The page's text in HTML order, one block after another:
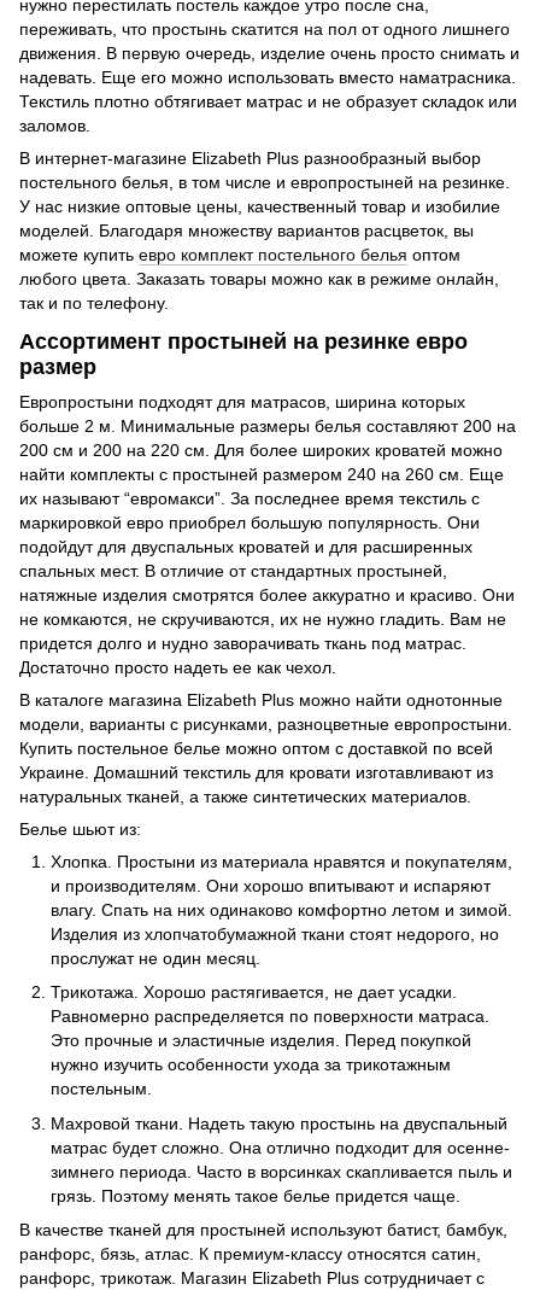
нужно перестилать постель каждое утро после сна,
переживать, что простынь скатится на пол от одного лишнего
движения. В первую очередь, изделие очень просто снимать и
надевать. Еще его можно использовать вместо наматрасника.
Текстиль плотно обтягивает матрас и не образует складок или
заломов.
В интернет-магазине Elizabeth Plus разнообразный выбор
постельного белья, в том числе и европростыней на резинке.
У нас низкие оптовые цены, качественный товар и изобилие
моделей. Благодаря множеству вариантов расцветок, вы
можете купить евро комплект постельного белья оптом
любого цвета. Заказать товары можно как в режиме онлайн,
так и по телефону.
Ассортимент простыней на резинке евро
размер
Европростыни подходят для матрасов, ширина которых
больше 2 м. Минимальные размеры белья составляют 200 на
200 см и 200 на 220 см. Для более широких кроватей можно
найти комплекты с простыней размером 240 на 260 см. Еще
их называют “евромакси”. За последнее время текстиль с
маркировкой евро приобрел большую популярность. Они
подойдут для двуспальных кроватей и для расширенных
спальных мест. В отличие от стандартных простыней,
натяжные изделия смотрятся более аккуратно и красиво. Они
не комкаются, не скручиваются, их не нужно гладить. Вам не
придется долго и нудно заворачивать ткань под матрас.
Достаточно просто надеть ее как чехол.
В каталоге магазина Elizabeth Plus можно найти однотонные
модели, варианты с рисунками, разноцветные европростыни.
Купить постельное белье можно оптом с доставкой по всей
Украине. Домашний текстиль для кровати изготавливают из
натуральных тканей, а также синтетических материалов.
Белье шьют из:
Хлопка. Простыни из материала нравятся и покупателям,
и производителям. Они хорошо впитывают и испаряют
влагу. Спать на них одинаково комфортно летом и зимой.
Изделия из хлопчатобумажной ткани стоят недорого, но
прослужат не один месяц.
Трикотажа. Хорошо растягивается, не дает усадки.
Равномерно распределяется по поверхности матраса.
Это прочные и эластичные изделия. Перед покупкой
нужно изучить особенности ухода за трикотажным
постельным.
Махровой ткани. Надеть такую простынь на двуспальный
матрас будет сложно. Она отлично подходит для осенне-
зимнего периода. Часто в ворсинках скапливается пыль и
грязь. Поэтому менять такое белье придется чаще.
В качестве тканей для простыней используют батист, бамбук,
ранфорс, бязь, атлас. К премиум-классу относятся сатин,
ранфорс, трикотаж. Магазин Elizabeth Plus сотрудничает с